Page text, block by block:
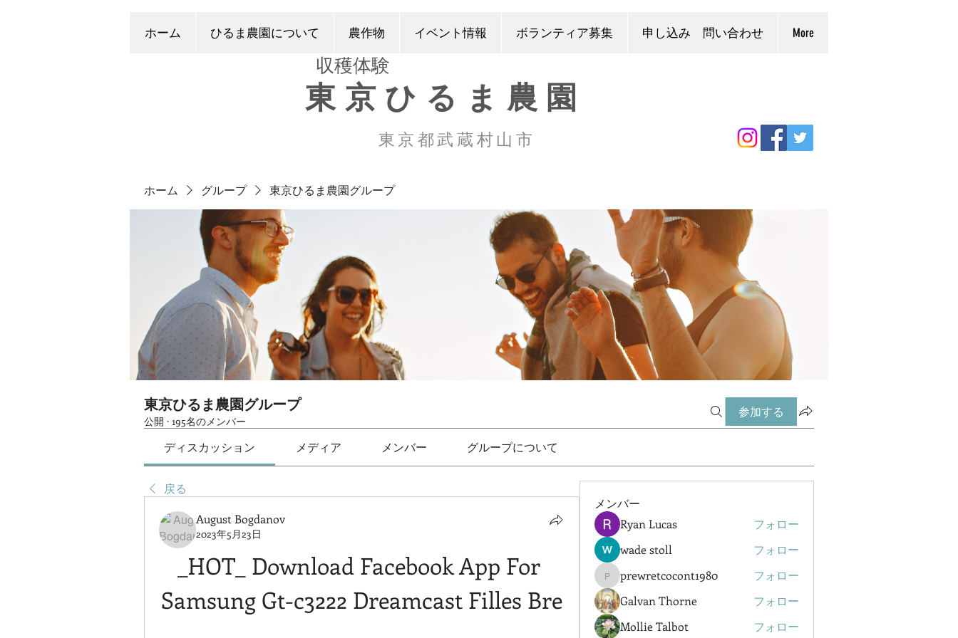
ホーム ひるま農園について 農作物 イベント情報 ボランティア募集 申し込み 問い合わせ More
​収穫体験
東京ひるま農園
東京都武蔵村山市
ホーム グループ 東京ひるま農園グループ
東京ひるま農園グループ
公開 · 195名のメンバー
参加する
ディスカッション メディア メンバー グループについて
戻る
August Bogdanov
2023年5月23日
_HOT_ Download Facebook App For
Samsung Gt-c3222 Dreamcast Filles Bre
メンバー
Ryan Lucas
フォロー
wade stoll
フォロー
prewretcocont1980
prewretcocont1980
フォロー
Galvan Thorne
フォロー
Mollie Talbot
フォロー